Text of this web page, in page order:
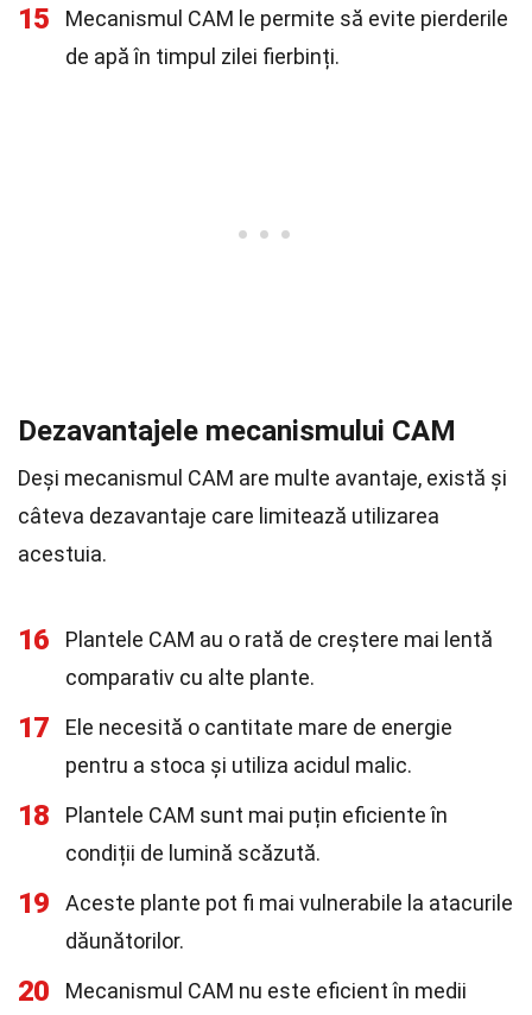
15
Mecanismul CAM le permite să evite pierderile
de apă în timpul zilei fierbinți.
Dezavantajele mecanismului CAM
Deși mecanismul CAM are multe avantaje, există și
câteva dezavantaje care limitează utilizarea
acestuia.
16
Plantele CAM au o rată de creștere mai lentă
comparativ cu alte plante.
17
Ele necesită o cantitate mare de energie
pentru a stoca și utiliza acidul malic.
18
Plantele CAM sunt mai puțin eficiente în
condiții de lumină scăzută.
19
Aceste plante pot fi mai vulnerabile la atacurile
dăunătorilor.
20
Mecanismul CAM nu este eficient în medii